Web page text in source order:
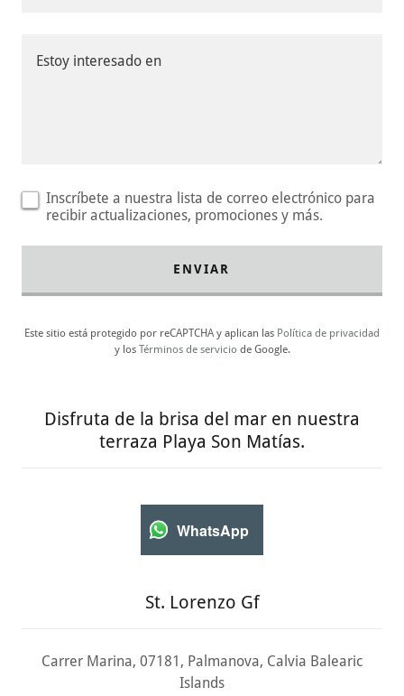
Inscríbete a nuestra lista de correo electrónico para
recibir actualizaciones, promociones y más.
ENVIAR
Este sitio está protegido por reCAPTCHA y aplican las Política de privacidad
y los Términos de serviciode Google.
Disfruta de la brisa del mar en nuestra
terraza Playa Son Matías.
WhatsApp
St. Lorenzo Gf
Carrer Marina, 07181, Palmanova, Calvia Balearic
Islands